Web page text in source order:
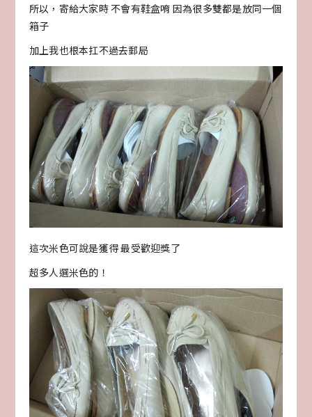
所以，寄給大家時 不會有鞋盒唷 因為很多雙都是放同一個
箱子
加上我也根本扛不過去郵局
這次米色可說是獲得 最受歡迎獎了
超多人選米色的！